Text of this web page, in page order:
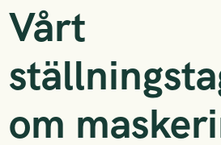
Vårt
om